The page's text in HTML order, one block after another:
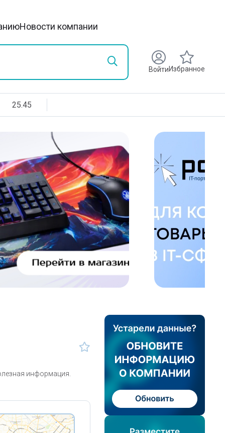
Новости компании
ВойтиИзбранное
25.45
информация.